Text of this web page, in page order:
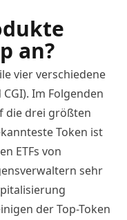
an?
vier verschiedene
CGI). Im Folgenden
die drei größten
Token ist
ETFs von
sehr
der Top-Token